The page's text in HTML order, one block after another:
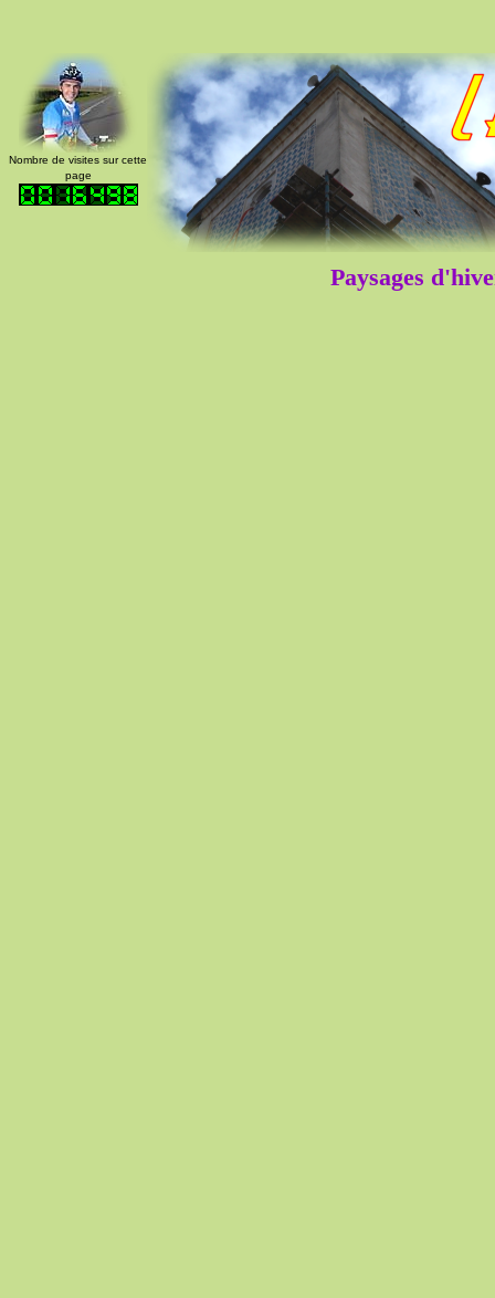
Nombre de visites sur cette
page
Paysages